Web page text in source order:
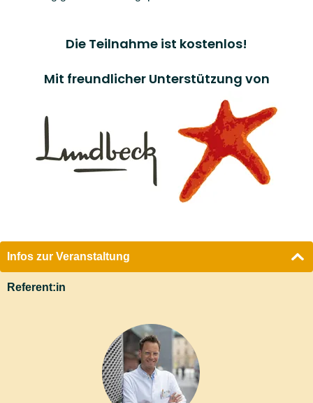
Die Teilnahme ist kostenlos!
Mit freundlicher Unterstützung von
Infos zur Veranstaltung
Referent:in